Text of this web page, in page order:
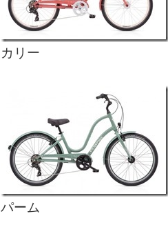
カリー
パーム